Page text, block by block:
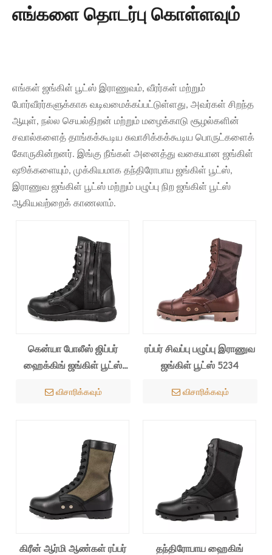
எங்களை தொடர்பு கொள்ளவும்
எங்கள் ஜங்கிள் பூட்ஸ் இராணுவம், வீரர்கள் மற்றும்
போர்வீரர்களுக்காக வடிவமைக்கப்பட்டுள்ளது, அவர்கள் சிறந்த
ஆயுள், நல்ல செயல்திறன் மற்றும் மழைக்காடு சூழல்களின்
சவால்களைத் தாங்கக்கூடிய சுவாசிக்கக்கூடிய பொருட்களைக்
கோருகின்றனர். இங்கு நீங்கள் அனைத்து வகையான ஜங்கிள்
ஷூக்களையும், முக்கியமாக தந்திரோபாய ஜங்கிள் பூட்ஸ்,
இராணுவ ஜங்கிள் பூட்ஸ் மற்றும் பழுப்பு நிற ஜங்கிள் பூட்ஸ்
ஆகியவற்றைக் காணலாம்.
கென்யா போலீஸ் ஜிப்பர்
ஹைக்கிங் ஜங்கிள் பூட்ஸ்
விசாரிக்கவும்
ரப்பர் சிவப்பு பழுப்பு இராணுவ
ஜங்கிள் பூட்ஸ் 5234
விசாரிக்கவும்
கிரீன் ஆர்மி ஆண்கள் ரப்பர்
தந்திரோபாய ஹைகிங்